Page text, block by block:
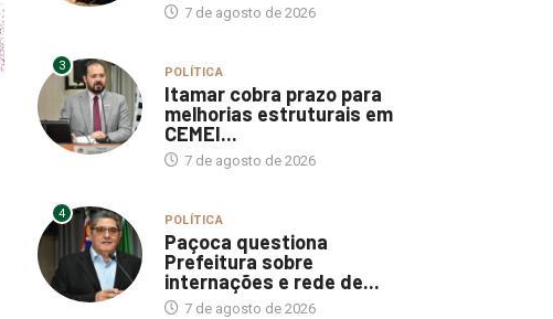
7 de agosto de 2026
3 POLÍTICA
Itamar cobra prazo para
melhorias estruturais em
CEMEI...
7 de agosto de 2026
4 POLÍTICA
Paçoca questiona
Prefeitura sobre
internações e rede de...
7 de agosto de 2026